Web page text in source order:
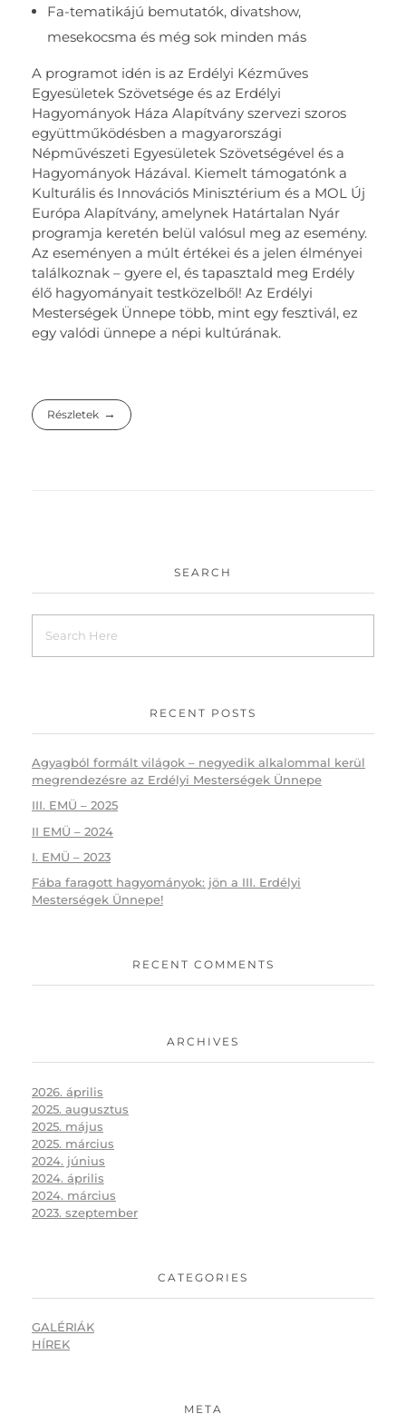
Fa-tematikájú bemutatók, divatshow,
mesekocsma és még sok minden más
A programot idén is az Erdélyi Kézműves
Egyesületek Szövetsége és az Erdélyi
Hagyományok Háza Alapítvány szervezi szoros
együttműködésben a magyarországi
Népművészeti Egyesületek Szövetségével és a
Hagyományok Házával. Kiemelt támogatónk a
Kulturális és Innovációs Minisztérium és a MOL Új
Európa Alapítvány, amelynek Határtalan Nyár
programja keretén belül valósul meg az esemény.
Az eseményen a múlt értékei és a jelen élményei
találkoznak – gyere el, és tapasztald meg Erdély
élő hagyományait testközelből! Az Erdélyi
Mesterségek Ünnepe több, mint egy fesztivál, ez
egy valódi ünnepe a népi kultúrának.
Részletek
SEARCH
RECENT POSTS
Agyagból formált világok – negyedik alkalommal kerül
megrendezésre az Erdélyi Mesterségek Ünnepe
III. EMÜ – 2025
II EMÜ – 2024
I. EMÜ – 2023
Fába faragott hagyományok: jön a III. Erdélyi
Mesterségek Ünnepe!
RECENT COMMENTS
ARCHIVES
2026. április
2025. augusztus
2025. május
2025. március
2024. június
2024. április
2024. március
2023. szeptember
CATEGORIES
GALÉRIÁK
HÍREK
META